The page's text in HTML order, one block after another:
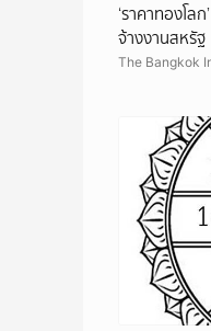
‘ราคาทองโล
จ้างงานสหรัฐ
The Bangkok